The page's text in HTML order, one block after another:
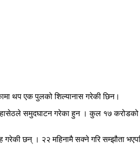
थप एक पुलको शिल्यानास गरेकी छिन।
समुदघाटन गरेका हुन । कुल १७ करोडको
छन् । २२ महिनामै सक्ने गरि सम्झौता भएपनि